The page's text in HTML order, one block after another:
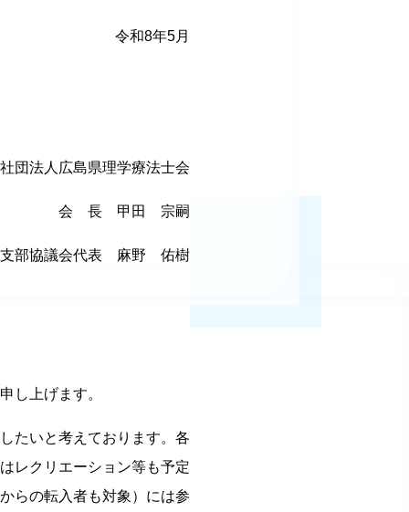
令和8年5月
団法人広島県理学療法士会
会 長 甲田 宗嗣
支部協議会代表 麻野 佑樹
し上げます。
たいと考えております。各
レクリエーション等も予定
らの転入者も対象）には参